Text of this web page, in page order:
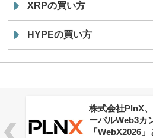
XRPの買い方
HYPEの買い方
株式会社PlnX
ーバルWeb3カ
「WebX2026